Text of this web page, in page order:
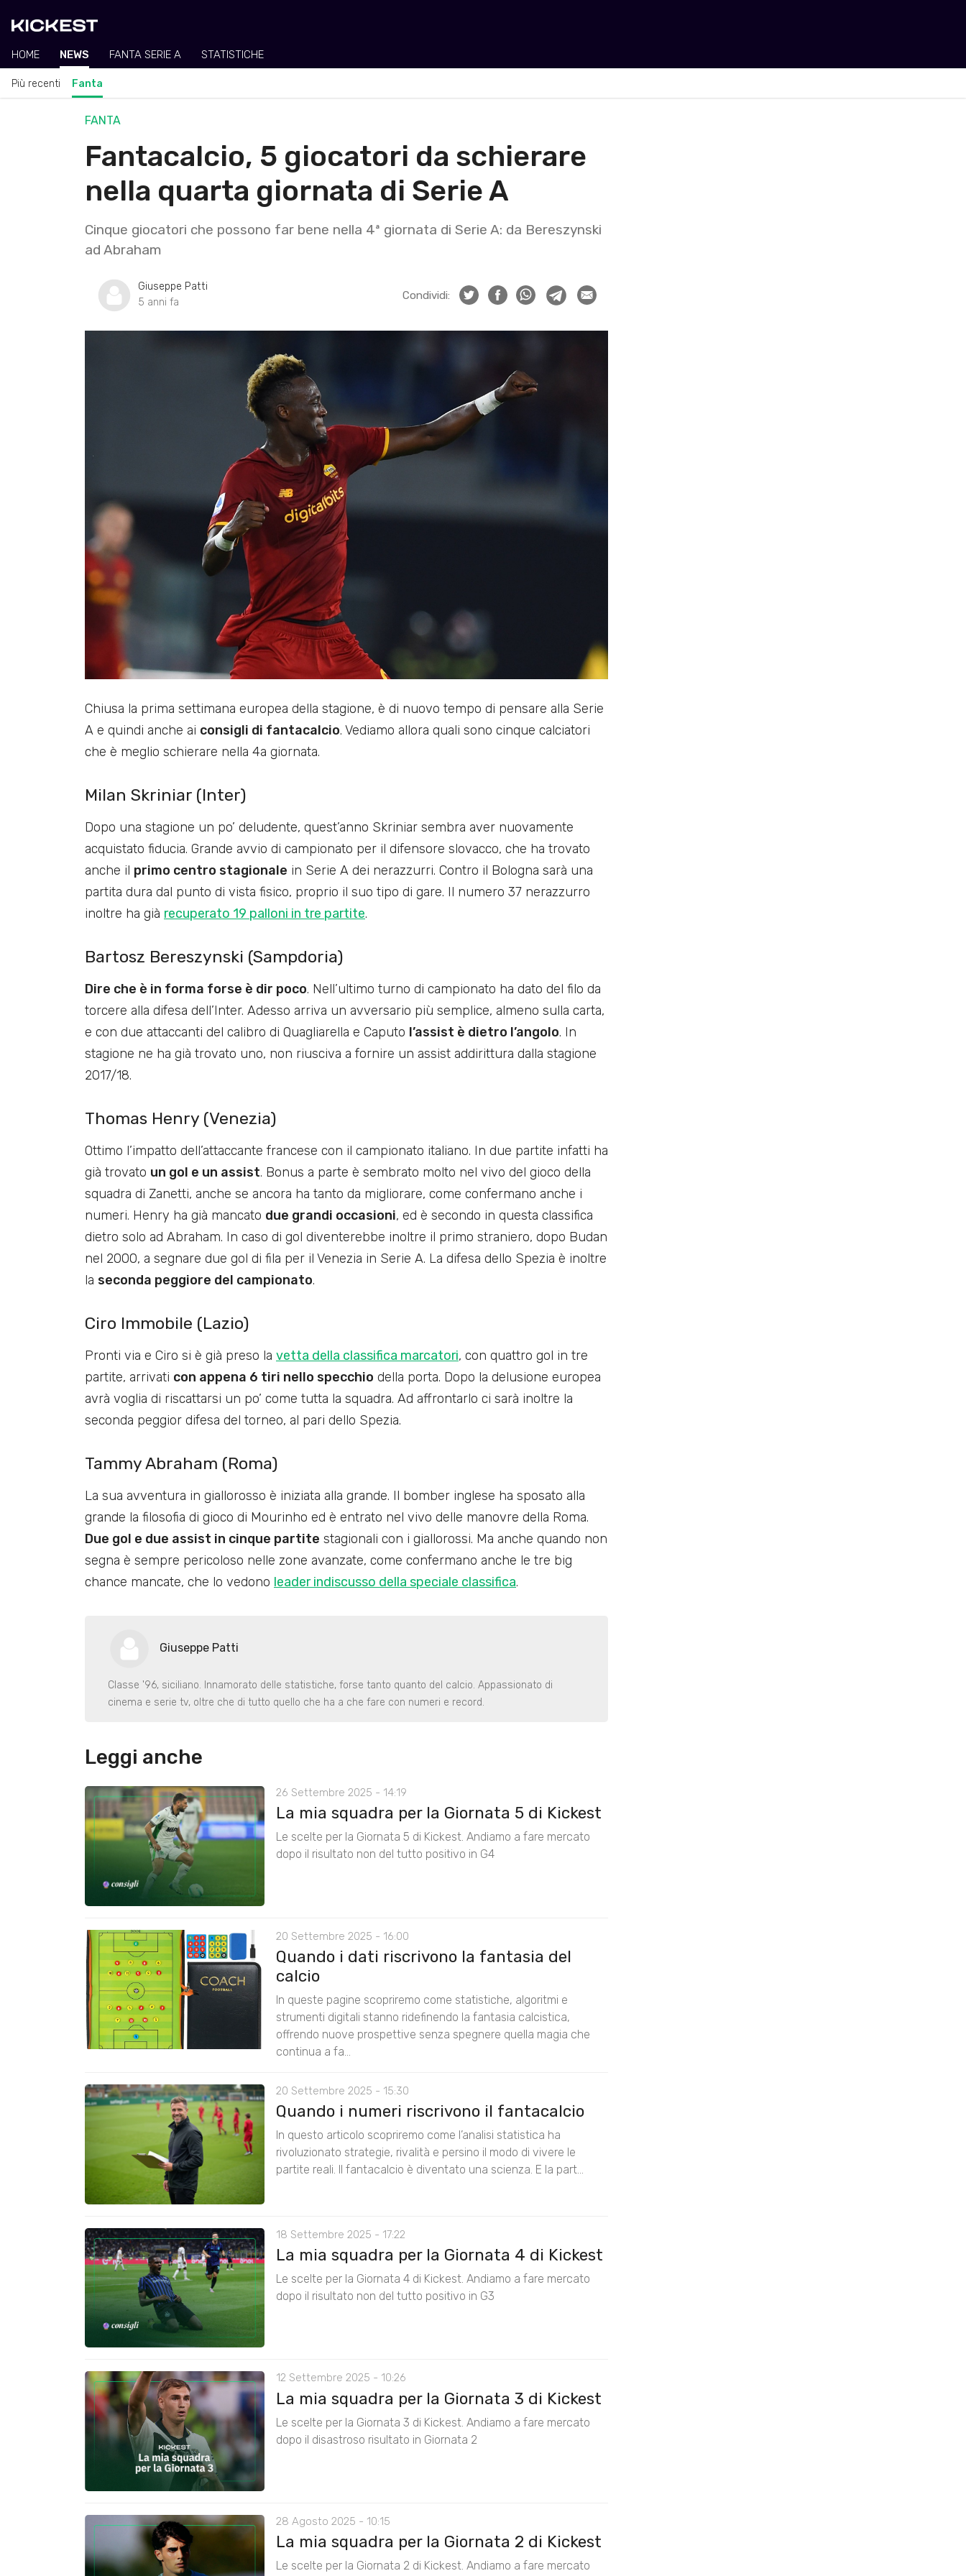
HOME NEWS FANTA SERIE A STATISTICHE
Più recenti Fanta
FANTA
Fantacalcio, 5 giocatori da schierare
nella quarta giornata di Serie A
Cinque giocatori che possono far bene nella 4ª giornata di Serie A: da Bereszynski
ad Abraham
Giuseppe Patti
5 anni fa
Condividi:
Chiusa la prima settimana europea della stagione, è di nuovo tempo di pensare alla Serie
A e quindi anche ai consigli di fantacalcio. Vediamo allora quali sono cinque calciatori
che è meglio schierare nella 4a giornata.
Milan Skriniar (Inter)
Dopo una stagione un po’ deludente, quest’anno Skriniar sembra aver nuovamente
acquistato fiducia. Grande avvio di campionato per il difensore slovacco, che ha trovato
anche il primo centro stagionale in Serie A dei nerazzurri. Contro il Bologna sarà una
partita dura dal punto di vista fisico, proprio il suo tipo di gare. Il numero 37 nerazzurro
inoltre ha già recuperato 19 palloni in tre partite.
Bartosz Bereszynski (Sampdoria)
Dire che è in forma forse è dir poco. Nell’ultimo turno di campionato ha dato del filo da
torcere alla difesa dell’Inter. Adesso arriva un avversario più semplice, almeno sulla carta,
e con due attaccanti del calibro di Quagliarella e Caputo l’assist è dietro l’angolo. In
stagione ne ha già trovato uno, non riusciva a fornire un assist addirittura dalla stagione
2017/18.
Thomas Henry (Venezia)
Ottimo l’impatto dell’attaccante francese con il campionato italiano. In due partite infatti ha
già trovato un gol e un assist. Bonus a parte è sembrato molto nel vivo del gioco della
squadra di Zanetti, anche se ancora ha tanto da migliorare, come confermano anche i
numeri. Henry ha già mancato due grandi occasioni, ed è secondo in questa classifica
dietro solo ad Abraham. In caso di gol diventerebbe inoltre il primo straniero, dopo Budan
nel 2000, a segnare due gol di fila per il Venezia in Serie A. La difesa dello Spezia è inoltre
la seconda peggiore del campionato.
Ciro Immobile (Lazio)
Pronti via e Ciro si è già preso la vetta della classifica marcatori, con quattro gol in tre
partite, arrivati con appena 6 tiri nello specchio della porta. Dopo la delusione europea
avrà voglia di riscattarsi un po’ come tutta la squadra. Ad affrontarlo ci sarà inoltre la
seconda peggior difesa del torneo, al pari dello Spezia.
Tammy Abraham (Roma)
La sua avventura in giallorosso è iniziata alla grande. Il bomber inglese ha sposato alla
grande la filosofia di gioco di Mourinho ed è entrato nel vivo delle manovre della Roma.
Due gol e due assist in cinque partite stagionali con i giallorossi. Ma anche quando non
segna è sempre pericoloso nelle zone avanzate, come confermano anche le tre big
chance mancate, che lo vedono leader indiscusso della speciale classifica.
Giuseppe Patti
Classe '96, siciliano. Innamorato delle statistiche, forse tanto quanto del calcio. Appassionato di
cinema e serie tv, oltre che di tutto quello che ha a che fare con numeri e record.
Leggi anche
26 Settembre 2025 - 14:19
La mia squadra per la Giornata 5 di Kickest
Le scelte per la Giornata 5 di Kickest. Andiamo a fare mercato
dopo il risultato non del tutto positivo in G4
20 Settembre 2025 - 16:00
Quando i dati riscrivono la fantasia del
calcio
In queste pagine scopriremo come statistiche, algoritmi e
strumenti digitali stanno ridefinendo la fantasia calcistica,
offrendo nuove prospettive senza spegnere quella magia che
continua a fa...
20 Settembre 2025 - 15:30
Quando i numeri riscrivono il fantacalcio
In questo articolo scopriremo come l’analisi statistica ha
rivoluzionato strategie, rivalità e persino il modo di vivere le
partite reali. Il fantacalcio è diventato una scienza. E la part...
18 Settembre 2025 - 17:22
La mia squadra per la Giornata 4 di Kickest
Le scelte per la Giornata 4 di Kickest. Andiamo a fare mercato
dopo il risultato non del tutto positivo in G3
12 Settembre 2025 - 10:26
La mia squadra per la Giornata 3 di Kickest
Le scelte per la Giornata 3 di Kickest. Andiamo a fare mercato
dopo il disastroso risultato in Giornata 2
28 Agosto 2025 - 10:15
La mia squadra per la Giornata 2 di Kickest
Le scelte per la Giornata 2 di Kickest. Andiamo a fare mercato